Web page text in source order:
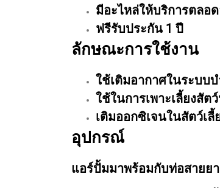
มีอะไหล่ให้บริการตลอ
ฟรีรับประกัน 1 ปี
ลักษณะการใช้งาน
ใช้เติมอากาศในระบบ
ใช้ในการเพาะเลี้ยงสัต
เติมออกซิเจนในสัตว์เ
อุปกรณ์
แอร์ปั้มมาพร้อมกับท่อสายย